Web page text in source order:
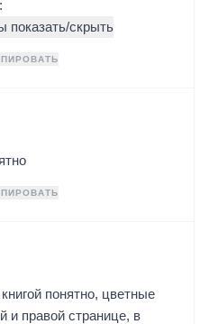
понятно, цветные
и правой странице, в